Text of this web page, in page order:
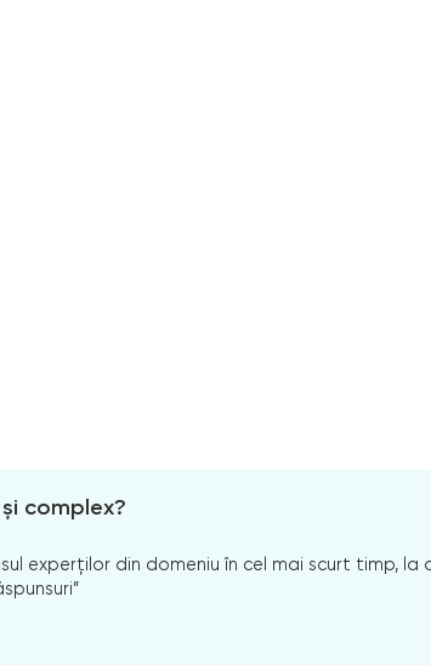
complex?
experților din domeniu în cel mai scurt timp, la